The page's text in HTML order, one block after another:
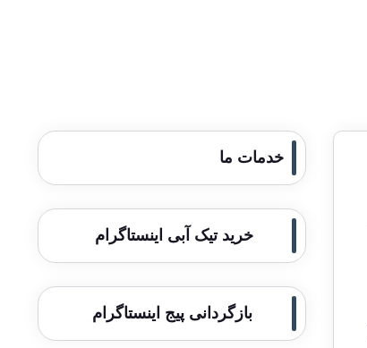
خدمات ما
خرید تیک آبی اینستاگرام
بازگردانی پیج اینستاگرام